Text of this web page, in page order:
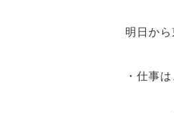
明日から
・仕事